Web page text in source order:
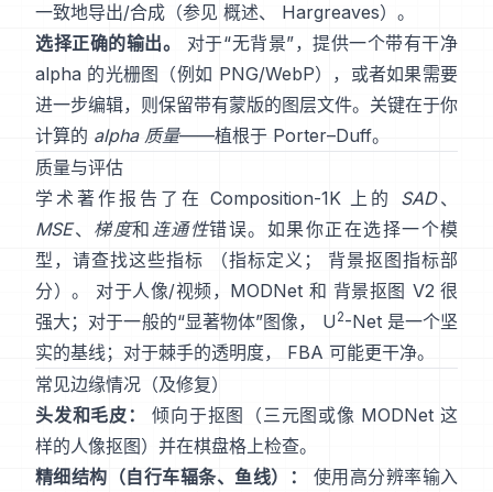
一致地导出/合成（参见 概述、 Hargreaves）。
选择正确的输出。
对于“无背景”，提供一个带有干净
alpha 的光栅图（例如 PNG/WebP），或者如果需要
进一步编辑，则保留带有蒙版的图层文件。关键在于你
计算的 alpha 质量——植根于 Porter–Duff。
质量与评估
学术著作报告了在Composition-1K 上的 SAD、
MSE、 梯度和 连通性错误。如果你正在选择一个模
型，请查找这些指标
（指标定义 ；
背景抠图指标部
分）。 对于人像/视频， MODNet 和 背景抠图 V2 很
强大；对于一般的“显著物体”图像，
U 2-Net是一个坚
实的基线；对于棘手的透明度，
FBA 可能更干净。
常见边缘情况（及修复）
头发和毛皮：
倾向于抠图（三元图或像 MODNet 这
样的人像抠图）并在棋盘格上检查。
精细结构（自行车辐条、鱼线）：
使用高分辨率输入